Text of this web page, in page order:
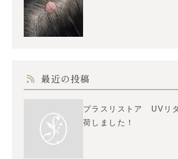
最近の投稿
プラスリストア UVリ
荷しました！